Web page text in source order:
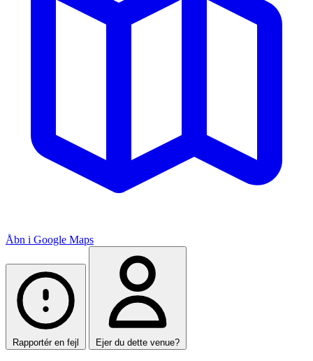
Åbn i Google Maps
Rapportér en fejl Ejer du dette venue?